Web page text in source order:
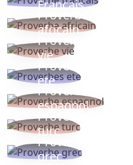
Français
Proverbe
africain
Proverbe
vie
Proverbes
ete
Proverbe
espagnol
Proverbe
turc
Proverbe
grec